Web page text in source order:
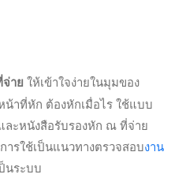
าย ให้เข้าใจง่ายในมุมของ
น้าที่หัก ต้องหักเมื่อไร ใช้แบบ
ละหนังสือรับรองหัก ณ ที่จ่าย
ารใช้เป็นแนวทางตรวจสอบงาน
นระบบ